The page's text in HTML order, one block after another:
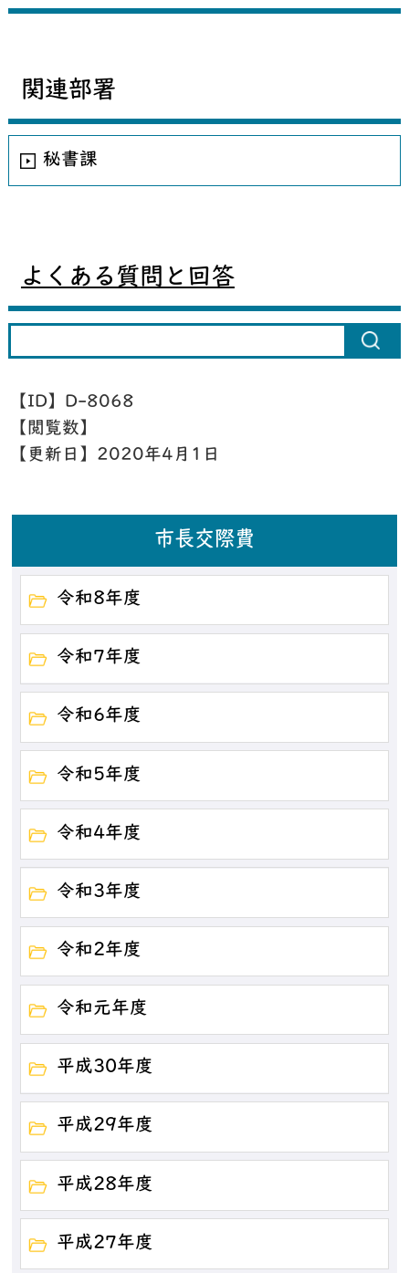
関連部署
秘書課
よくある質問と回答
【ID】 D-8068
【閲覧数】
【更新日】 2020年4月1日
市長交際費
令和8年度
令和7年度
令和6年度
令和5年度
令和4年度
令和3年度
令和2年度
令和元年度
平成30年度
平成29年度
平成28年度
平成27年度